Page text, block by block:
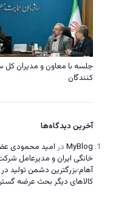
جلسه با معاون و مدیران کل
کنندگان
آخرین دیدگاه‌ها
MyBlog در امید محمودی
خانگی ایران و مدیرعامل
آهام:بزرگترین دشمن تولید
کالاهای دیگر بحث عرضه